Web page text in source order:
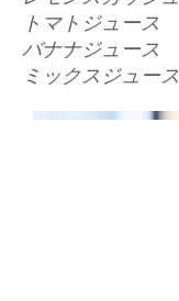
トマトジュース
バナナジュース
ミックスジュース